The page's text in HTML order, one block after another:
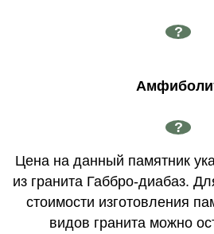
?
?
Цена на данный памятник
из гранита Габбро-диабаз.
стоимости изготовления
видов гранита можно